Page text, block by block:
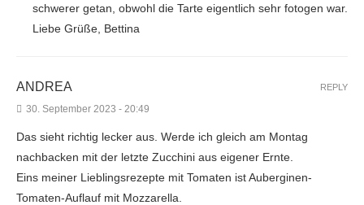
schwerer getan, obwohl die Tarte eigentlich sehr fotogen war.
Liebe Grüße, Bettina
ANDREA
30. September 2023 - 20:49
Das sieht richtig lecker aus. Werde ich gleich am Montag
nachbacken mit der letzte Zucchini aus eigener Ernte.
Eins meiner Lieblingsrezepte mit Tomaten ist Auberginen-
Tomaten-Auflauf mit Mozzarella.
REPLY